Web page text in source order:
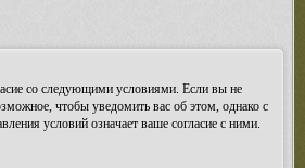
со следующими условиями. Если вы не
чтобы уведомить вас об этом, однако с
условий означает ваше согласие с ними.